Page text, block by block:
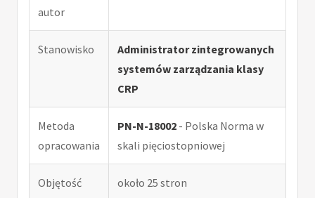
autor
Stanowisko
Administrator zintegrowanych
systemów zarządzania klasy
CRP
Metoda
opracowania
PN-N-18002 - Polska Norma w
skali pięciostopniowej
Objętość około 25 stron